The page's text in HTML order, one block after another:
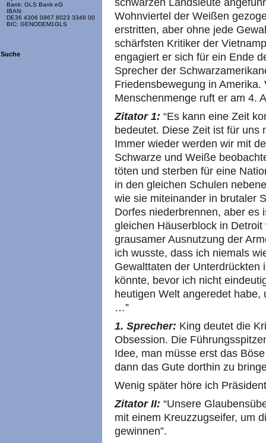
Bank: GLS Bank eG
IBAN:
DE36 4306 0967 8023 3348 00
BIC: GENODEM1GLS
Suche
schwarzen Landsleute
Wohnviertel der Weißen
erstritten, aber ohne jede
schärfsten Kritiker der
engagiert er sich für ein Ende
Sprecher der
Friedensbewegung in
Menschenmenge ruft er am 4.
Zitator 1: “Es kann eine Zeit
bedeutet. Diese Zeit ist für uns
Immer wieder werden wir mit
Schwarze und Weiße
töten und sterben für eine
in den gleichen Schulen
wie sie miteinander in brutaler
Dorfes niederbrennen, aber es
gleichen Häuserblock in
grausamer Ausnutzung der
ich wusste, dass ich niemals
Gewalttaten der Unterdrückten
könnte, bevor ich nicht
heutigen Welt angeredet
…”
1. Sprecher: King deutet die
Obsession. Die
Idee, man müsse erst das
dann das Gute dorthin zu
Wenig später höre ich
Zitator II: “Unsere
mit einem Kreuzzugseifer, um
gewinnen”.